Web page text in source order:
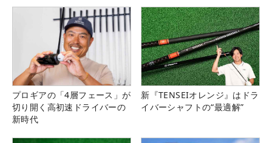
プロギアの「4層フェース」が
切り開く高初速ドライバーの
新時代
新『TENSEIオレンジ』はドラ
イバーシャフトの“最適解”